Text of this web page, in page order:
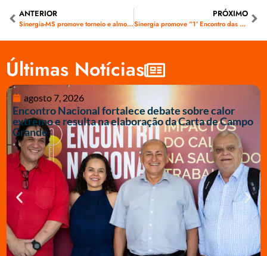
ANTERIOR
Sinergia-MS promove torneio e almoço em comemoração ao Dia do Eletricista
PRÓXIMO
Sinergia promove “1º Encontro das Mulheres de Energia” no sábado
Últimas Notícias
agosto 7, 2026
Encontro Nacional fortalece debate sobre calor
extremo e resulta na elaboração da Carta de Campo
Grande